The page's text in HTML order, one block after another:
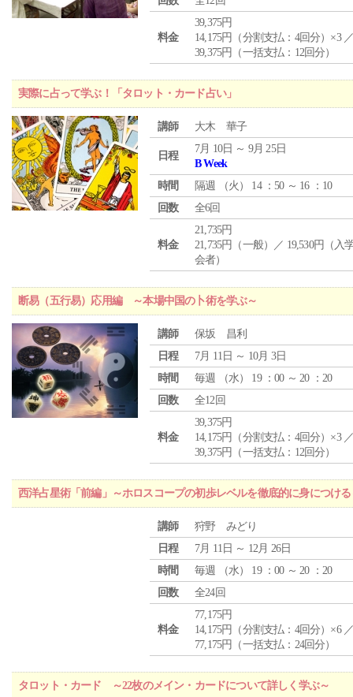
料金
39,375円
14,175円（分割支払：4回分）×3
39,375円（一括支払：12回分）
実際に占って学ぶ！「タロット・カード占い」
講師 大木 華子
日程
7月 10日 ～ 9月 25日
B Week
時間
隔週 （火 ） 14 ：50 ～ 16 ：10
回数
全6回
料金
21,735円
21,735円（一般）／ 19,530円（入
会者）
断易（五行易）応用編 ～本場中国の卜術を学ぶ～
講師
保坂 昌利
日程
7月 11日 ～ 10月 3日
時間
毎週 （水） 19 ：00 ～ 20 ：20
回数
全12回
料金
39,375円
14,175円（分割支払：4回分）×3
39,375円（一括支払：12回分）
西洋占星術「前編」～ホロスコープの初歩レベルを徹底的に身につける
講師
狩野 みどり
日程
7月 11日 ～ 12月 26日
時間
毎週 （水） 19 ：00 ～ 20 ：20
回数
全24回
料金
77,175円
14,175円（分割支払：4回分）×6
77,175円（一括支払：24回分）
タロット・カード ～22枚のメイン・カードについて詳しく学ぶ～